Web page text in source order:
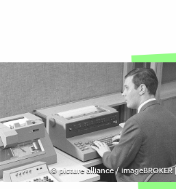
©picture alliance /